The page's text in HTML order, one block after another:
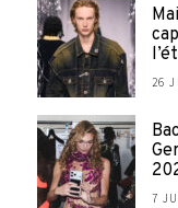
26
7